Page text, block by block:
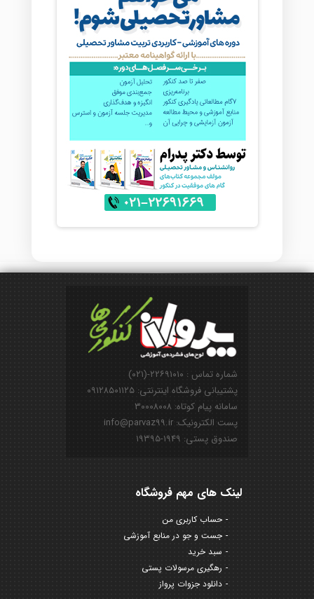
شماره تماس : ۲۲۶۹۱۰۱۰-(۰۲۱)
پشتیبانی فروشگاه اینترنتی: ۰۹۱۲۸۵۰۱۱۲۵
سامانه پیام کوتاه: ۳۰۰۰۸۰۰۸
پست الکترونیک: info@parvaz99.ir
صندوق پستی: ۱۹۴۹-۱۹۳۹۵
لینک های مهم فروشگاه
حساب کاربری من
جست و جو در منابع آموزشی
سبد خرید
رهگیری مرسولات پستی
دانلود جزوات پرواز